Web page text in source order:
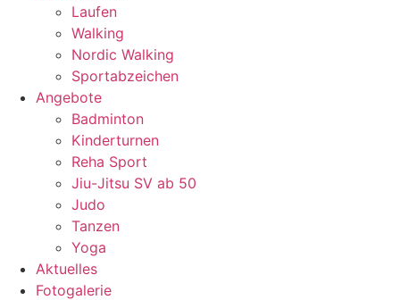
Laufen
Walking
Nordic Walking
Sportabzeichen
Angebote
Badminton
Kinderturnen
Reha Sport
Jiu-Jitsu SV ab 50
Judo
Tanzen
Yoga
Aktuelles
Fotogalerie